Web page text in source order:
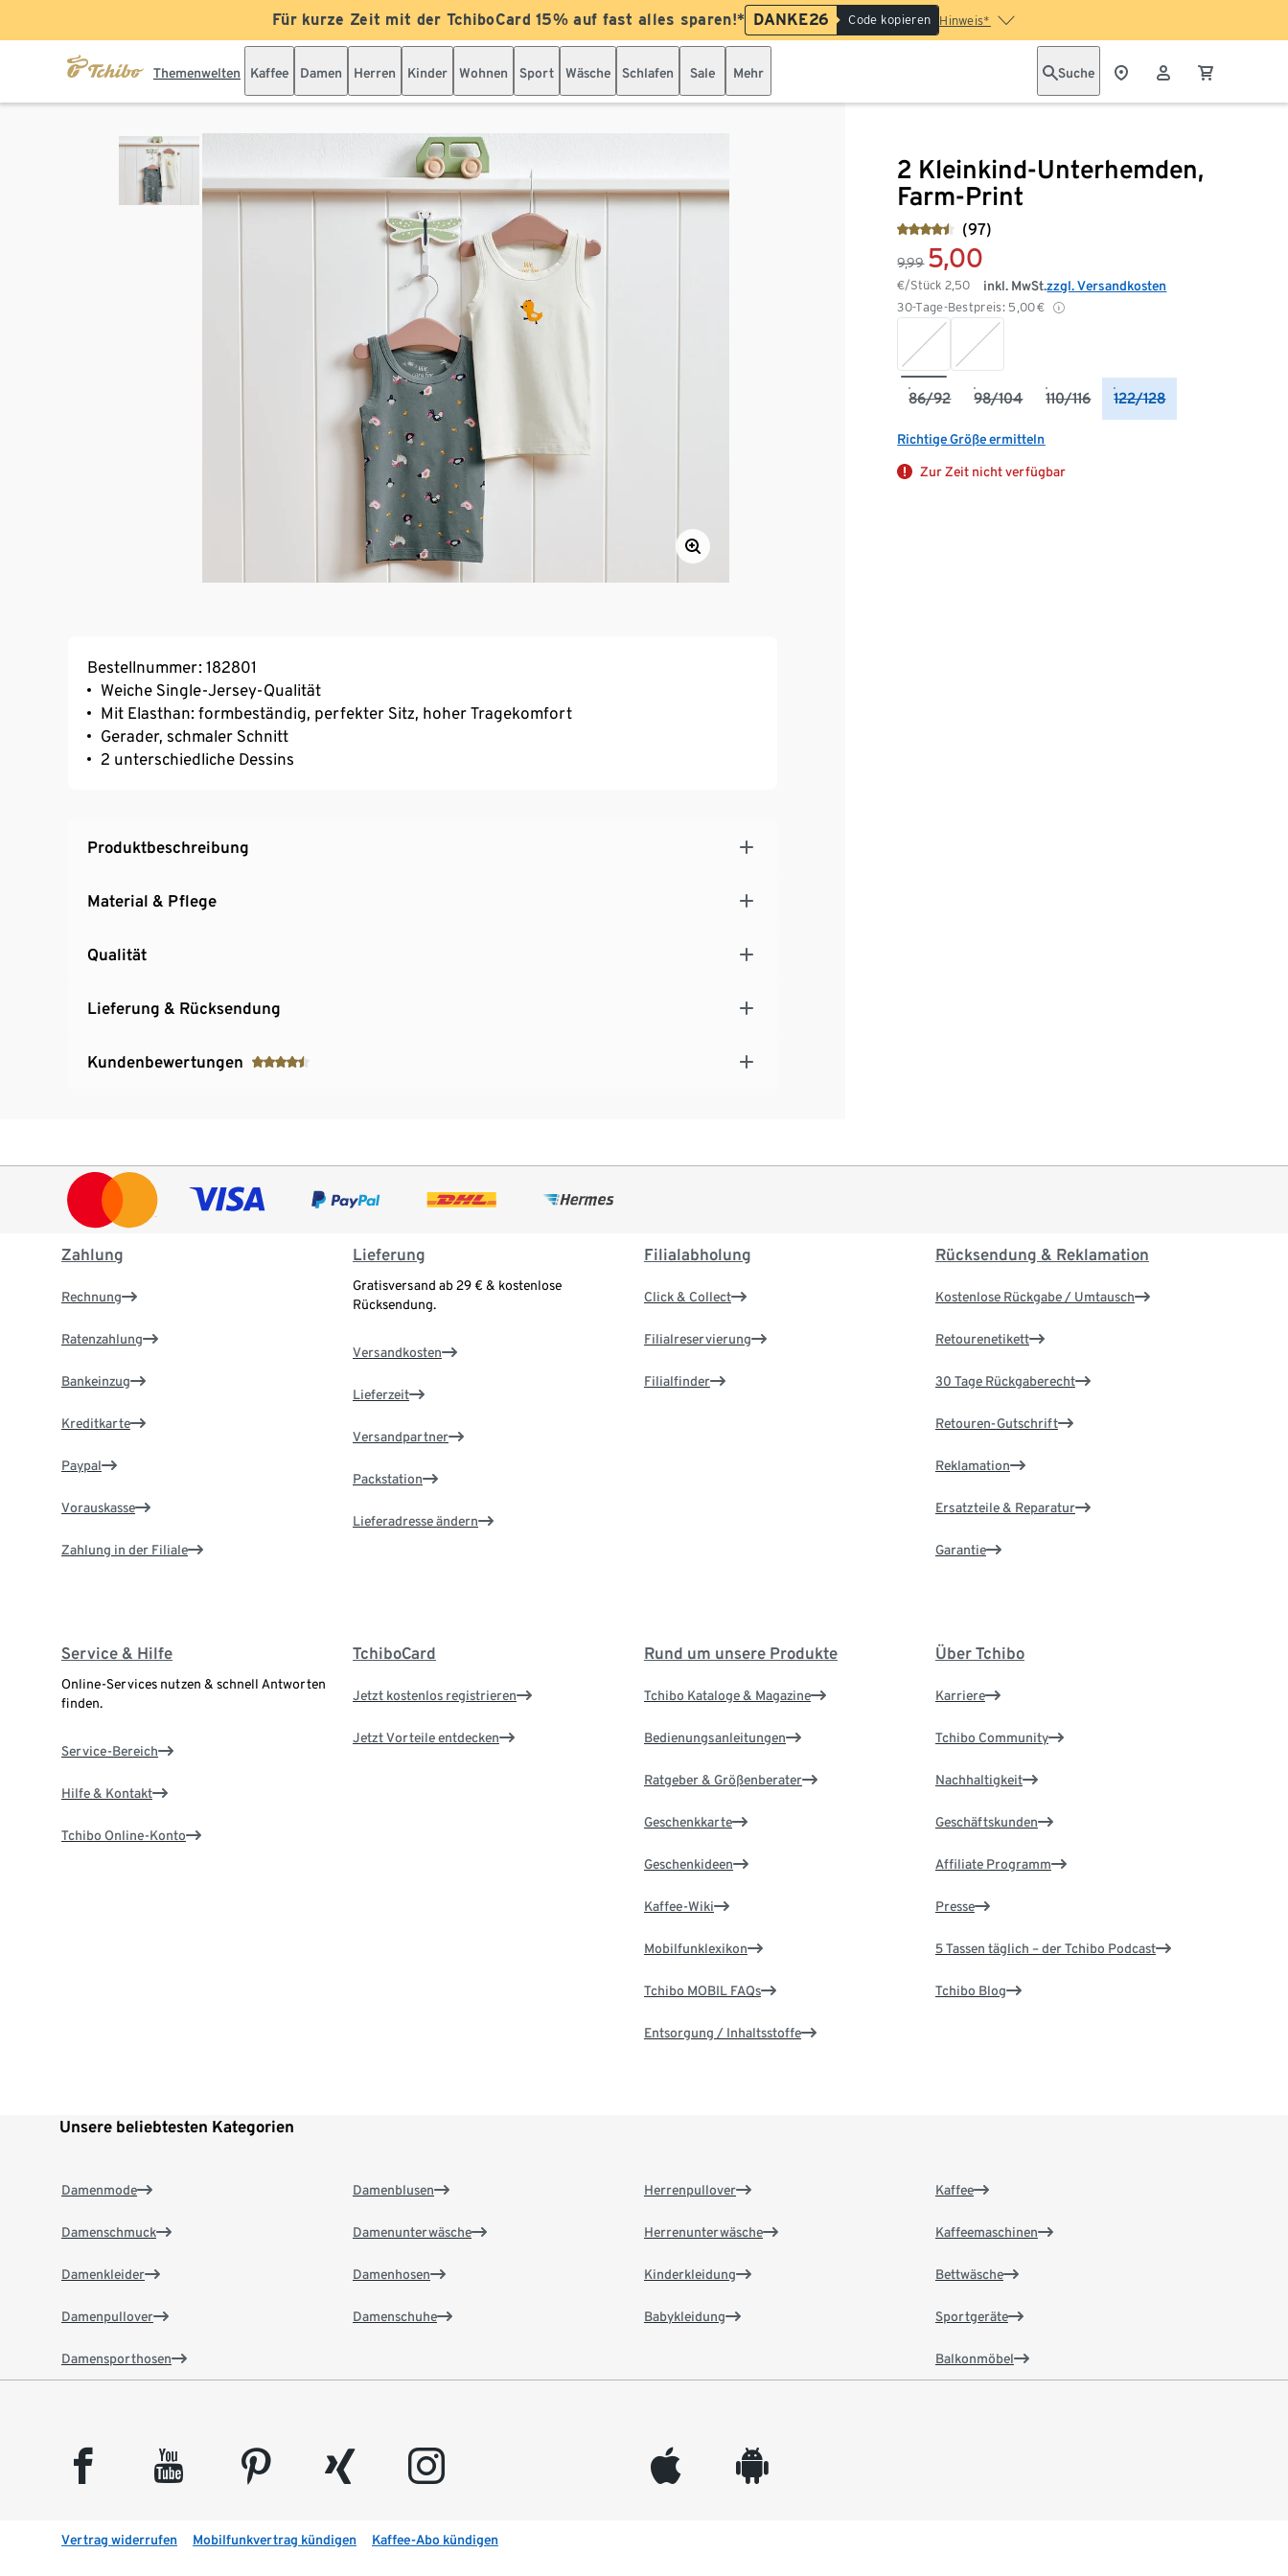
Für kurze Zeit mit der TchiboCard 15% auf fast alles sparen!* DANKE26 Code kopieren Hinweis*
Themenwelten Kaffee Damen Herren Kinder Wohnen Sport Wäsche Schlafen Sale Mehr Suche
2 Kleinkind-Unterhemden,
Farm-Print
(97)
9,99 5,00
€/Stück2,50
30-Tage-Bestpreis: 5,00€
inkl. MwSt.zzgl. Versandkosten
86/92 98/104 110/116 122/128
Richtige Größe ermitteln
Zur Zeit nicht verfügbar
Bestellnummer: 182801
Weiche Single-Jersey-Qualität
Mit Elasthan: formbeständig, perfekter Sitz, hoher Tragekomfort
Gerader, schmaler Schnitt
2 unterschiedliche Dessins
Produktbeschreibung
Material & Pflege
Qualität
Lieferung & Rücksendung
Kundenbewertungen
Zahlung
Rechnung
Ratenzahlung
Bankeinzug
Kreditkarte
Paypal
Vorauskasse
Zahlung in der Filiale
Lieferung
Gratisversand ab 29 € & kostenlose
Rücksendung.
Versandkosten
Lieferzeit
Versandpartner
Packstation
Lieferadresse ändern
Filialabholung
Click & Collect
Filialreservierung
Filialfinder
Rücksendung & Reklamation
Kostenlose Rückgabe / Umtausch
Retourenetikett
30 Tage Rückgaberecht
Retouren-Gutschrift
Reklamation
Ersatzteile & Reparatur
Garantie
Service & Hilfe
Online-Services nutzen & schnell Antworten
finden.
Service-Bereich
Hilfe & Kontakt
Tchibo Online-Konto
TchiboCard
Jetzt kostenlos registrieren
Jetzt Vorteile entdecken
Rund um unsere Produkte
Tchibo Kataloge & Magazine
Bedienungsanleitungen
Ratgeber & Größenberater
Geschenkkarte
Geschenkideen
Kaffee-Wiki
Mobilfunklexikon
Tchibo MOBIL FAQs
Entsorgung / Inhaltsstoffe
Über Tchibo
Karriere
Tchibo Community
Nachhaltigkeit
Geschäftskunden
Affiliate Programm
Presse
5 Tassen täglich – der Tchibo Podcast
Tchibo Blog
Unsere beliebtesten Kategorien
Damenmode
Damenschmuck
Damenkleider
Damenpullover
Damensporthosen
Damenblusen
Damenunterwäsche
Damenhosen
Damenschuhe
Herrenpullover
Herrenunterwäsche
Kinderkleidung
Babykleidung
Kaffee
Kaffeemaschinen
Bettwäsche
Sportgeräte
Balkonmöbel
facebook youtube pinterest xing instagram appleinc android
Vertrag widerrufen Mobilfunkvertrag kündigen Kaffee-Abo kündigen